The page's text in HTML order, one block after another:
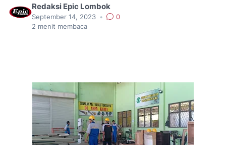
Redaksi Epic Lombok
September 14, 2023 •
0
2 menit membaca